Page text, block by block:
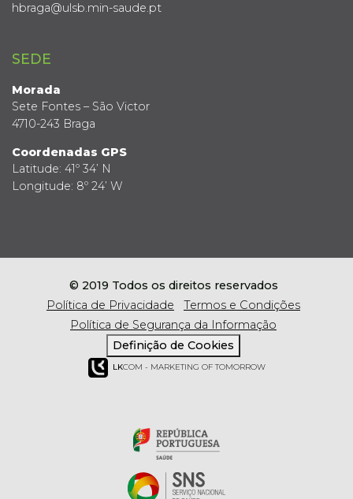
hbraga@ulsb.min-saude.pt
SEDE
Morada
Sete Fontes – São Victor
4710-243 Braga
Coordenadas GPS
Latitude: 41º 34’ N
Longitude: 8º 24’ W
© 2019 Todos os direitos reservados
Política de Privacidade
Termos e Condições
Política de Segurança da Informação
Definição de Cookies
LKCOM - MARKETING OF TOMORROW